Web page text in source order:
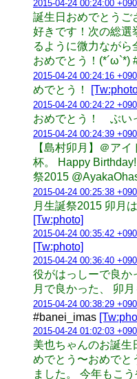
2015-04-24 00:24:00
誕生日おめでとうご
好きです！次の総選
るように微力ながら
おめでとう！(*´ω`*)
2015-04-24 00:24:16
めでとう！
2015-04-24 00:24:22
おめでとう！ ぶい
2015-04-24 00:24:39
【島村卯月】＠ア
杯。 Happy
祭2015
2015-04-24 00:25:38
月生誕祭2015 卯月
[Tw:photo]
2015-04-24 00:35:42
[Tw:photo]
2015-04-24 00:36:40
役がはっしーで良か
月で良かった、 卯
2015-04-24 00:38:29
#banei_imas
2015-04-24 01:02:03
美也ちゃんのお誕生
めでとう〜おめでと
ました。 今年もこ